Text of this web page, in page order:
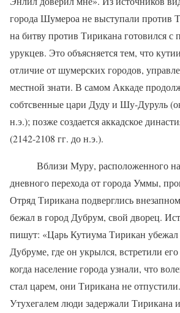
города Шумероа не выступали против
на битву против Тирикана готовился
урукцев. Это объясняется тем, что
отличие от шумерских городов,
местной знати. В самом Аккаде
собтсвенные цари Дуду и Шу-Дуруль
н.э.); позже создается аккадское
(2142-2108 гг. до н.э.).
Вблизи Муру, расположенного
дневного перехода от города Уммы,
Отряд Тирикана подверглись
бежал в город Дубрум, свой дворец.
пишут: «Царь Кутиума Тирикан
Дубруме, где он укрылся, встретили
когда население города узнали, что
стал царем, они Тирикана не
Утухегалем люди задержали Тирикана